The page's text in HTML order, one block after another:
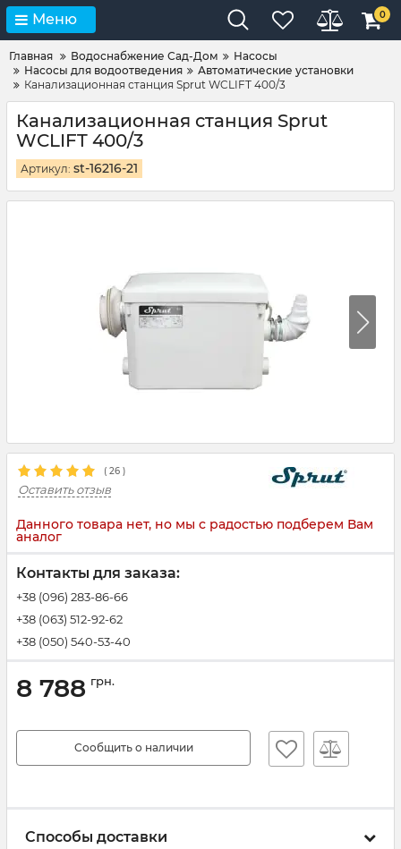
Меню 0
Главная Водоснабжение Сад-Дом
Насосы
Насосы для водоотведения
Автоматические установки
Канализационная станция Sprut WCLIFT 400/3
Канализационная станция Sprut
WCLIFT 400/3
Артикул: st-16216-21
( 26 )
Оставить отзыв
Данного товара нет, но мы с радостью подберем Вам
аналог
Контакты для заказа:
+38 (096) 283-86-66
+38 (063) 512-92-62
+38 (050) 540-53-40
8 788 грн.
Сообщить о наличии
Способы доставки